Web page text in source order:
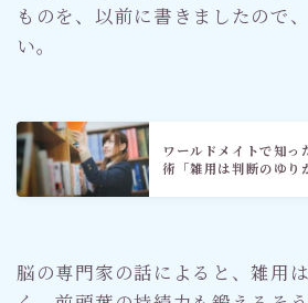
ものを、以前に書きましたので
い。
ワールドメイトで知っ
術「雑用は判断のゆり
脳の専門家の話によると、雑用